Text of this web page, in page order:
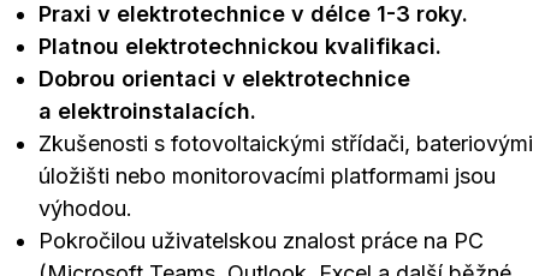
Praxi v elektrotechnice v délce 1-3 roky.
Platnou elektrotechnickou kvalifikaci.
Dobrou orientaci v elektrotechnice
a elektroinstalacích.
Zkušenosti s fotovoltaickými střídači, bateriovými
úložišti nebo monitorovacími platformami jsou
výhodou.
Pokročilou uživatelskou znalost práce na PC